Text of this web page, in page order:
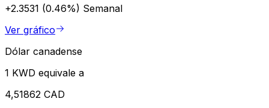
+2.3531 (0.46%) Semanal
Ver gráfico
Dólar canadense
1 KWD equivale a
4,51862 CAD